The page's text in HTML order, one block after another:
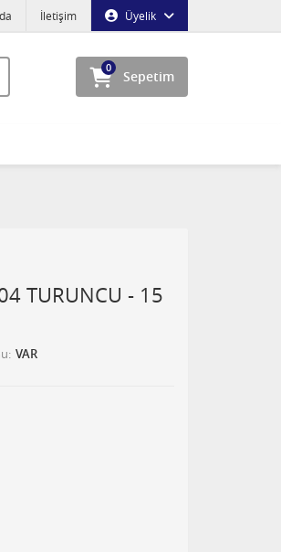
Üyelik
İletişim
Sepetim
0
TURUNCU - 15
VAR